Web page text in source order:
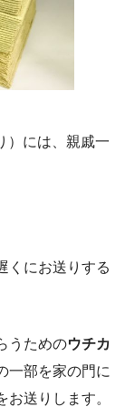
）には、親戚一
くにお送りする
うためのウチカ
一部を家の門に
送りします。